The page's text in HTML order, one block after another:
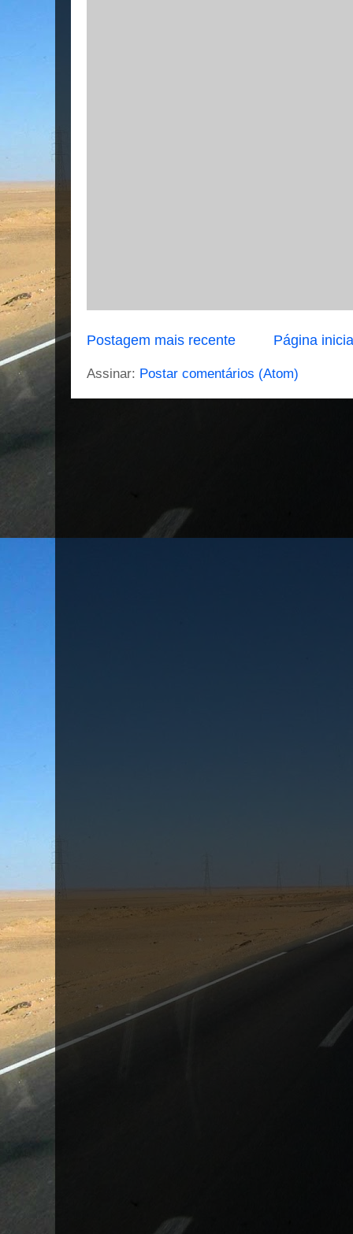
Postagem mais recente Página
Assinar: Postar comentários (Atom)